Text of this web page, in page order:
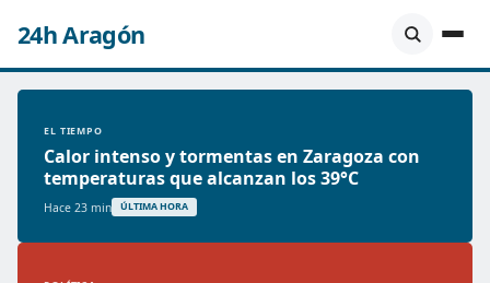
24h Aragón
EL TIEMPO
Calor intenso y tormentas en Zaragoza con
temperaturas que alcanzan los 39°C
Hace 23 min ÚLTIMA HORA